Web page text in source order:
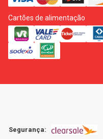
Cartões de alimentação
Segurança: